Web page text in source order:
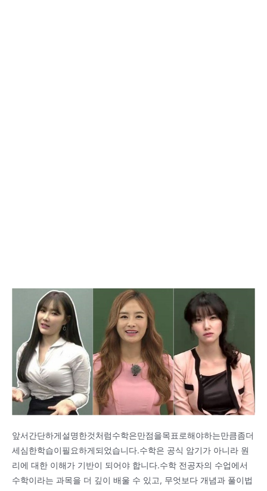
앞서간단하게설명한것처럼수학은만점을목표로해야하는만큼좀더
세심한학습이필요하게되었습니다.수학은 공식 암기가 아니라 원
리에 대한 이해가 기반이 되어야 합니다.수학 전공자의 수업에서
수학이라는 과목을 더 깊이 배울 수 있고, 무엇보다 개념과 풀이법